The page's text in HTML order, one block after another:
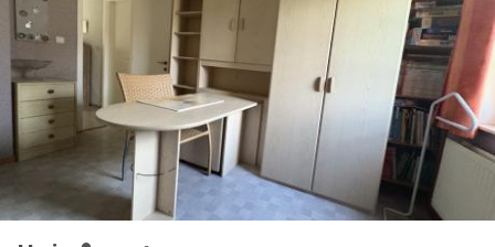
Huur:
350 €
Kosten:
50 €
Duur:
12 maanden, 10 maanden
Domiciliëring:
Inrichting
Badkamer:
Gemeenschappelijk
Keuken:
Gemeenschappelijk
Oppervlakte:
60 m
Private kamers:
1